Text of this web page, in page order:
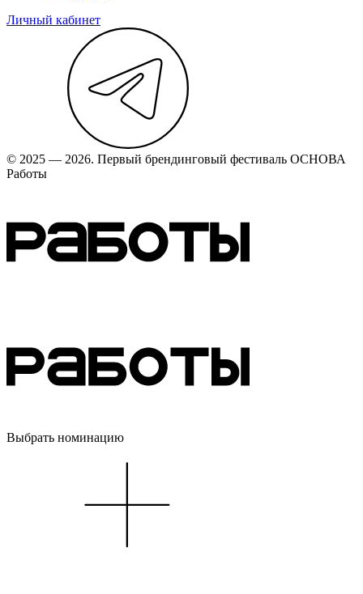
Личный кабинет
© 2025 — 2026. Первый брендинговый фестиваль ОСНОВА
Работы
Выбрать номинацию